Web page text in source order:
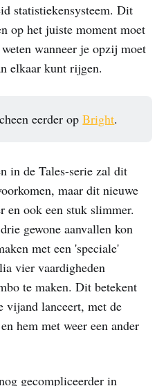
statistiekensysteem. Dit
op het juiste moment moet
wanneer je opzij moet
elkaar kunt rijgen.
eerder opBright.
in de Tales-serie zal dit
maar dit nieuwe
en ook een stuk slimmer.
gewone aanvallen kon
met een 'speciale'
vier vaardigheden
te maken. Dit betekent
vijand lanceert, met de
hem met weer een ander
gecompliceerder in